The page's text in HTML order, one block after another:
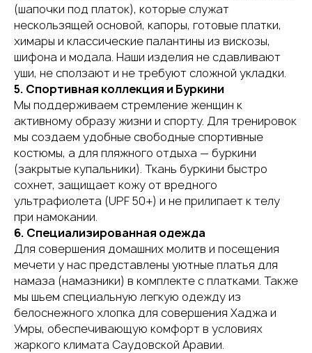
(шапочки под платок), которые служат
нескользящей основой, капоры, готовые платки,
химары и классические палантины из вискозы,
шифона и модала. Наши изделия не сдавливают
уши, не сползают и не требуют сложной укладки.
5. Спортивная коллекция и Буркини
Мы поддерживаем стремление женщин к
активному образу жизни и спорту. Для тренировок
мы создаем удобные свободные спортивные
костюмы, а для пляжного отдыха — буркини
(закрытые купальники). Ткань буркини быстро
сохнет, защищает кожу от вредного
ультрафиолета (UPF 50+) и не прилипает к телу
при намокании.
6. Специализированная одежда
Для совершения домашних молитв и посещения
мечети у нас представлены уютные платья для
намаза (намазники) в комплекте с платками. Также
мы шьем специальную легкую одежду из
белоснежного хлопка для совершения Хаджа и
Умры, обеспечивающую комфорт в условиях
жаркого климата Саудовской Аравии.